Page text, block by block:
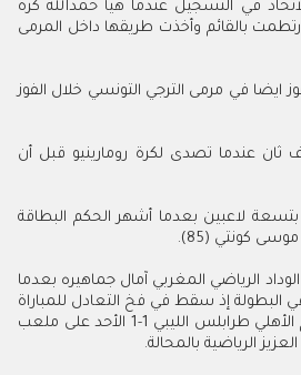
في التسجيل عندما هيأ حمدالله كرة
بالقائم وأخذت طريقها داخل المرمى
ايضا في مرمى الترجي التونسي خلال الفوز
ثان عندما تصدى لكرة رومارينيو قبل أن
لاعبين بعدما أشهر الحكم البطاقة
موسى كونتي (85).
الرياضي المغربي آمال جماهيره بعدما
البطولة إذ سقط في فخ التعادل للمباراة
الثانية تواليا وهذه المرة أمام الأهلي طرابلس الليبي 1-1 الأحد على ملعب
الرياضية بالمحالة.